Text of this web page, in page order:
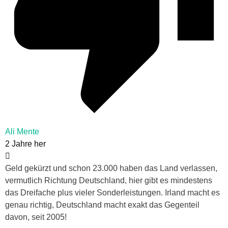
Ali Mente
2 Jahre her
Geld gekürzt und schon 23.000 haben das Land verlassen,
vermutlich Richtung Deutschland, hier gibt es mindestens
das Dreifache plus vieler Sonderleistungen. Irland macht es
genau richtig, Deutschland macht exakt das Gegenteil
davon, seit 2005!